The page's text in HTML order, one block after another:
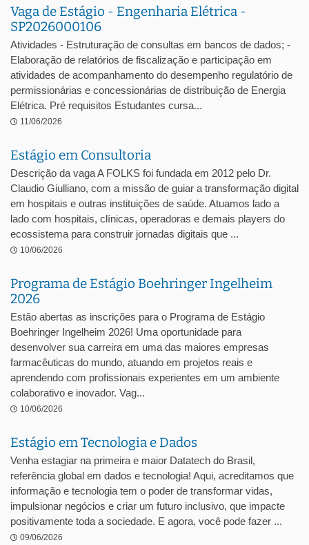
Vaga de Estágio - Engenharia Elétrica -
SP2026000106
Atividades - Estruturação de consultas em bancos de dados; -
Elaboração de relatórios de fiscalização e participação em
atividades de acompanhamento do desempenho regulatório de
permissionárias e concessionárias de distribuição de Energia
Elétrica. Pré requisitos Estudantes cursa...
11/06/2026
Estágio em Consultoria
Descrição da vaga A FOLKS foi fundada em 2012 pelo Dr.
Claudio Giulliano, com a missão de guiar a transformação digital
em hospitais e outras instituições de saúde. Atuamos lado a
lado com hospitais, clínicas, operadoras e demais players do
ecossistema para construir jornadas digitais que ...
10/06/2026
Programa de Estágio Boehringer Ingelheim
2026
Estão abertas as inscrições para o Programa de Estágio
Boehringer Ingelheim 2026! Uma oportunidade para
desenvolver sua carreira em uma das maiores empresas
farmacêuticas do mundo, atuando em projetos reais e
aprendendo com profissionais experientes em um ambiente
colaborativo e inovador. Vag...
10/06/2026
Estágio em Tecnologia e Dados
Venha estagiar na primeira e maior Datatech do Brasil,
referência global em dados e tecnologia! Aqui, acreditamos que
informação e tecnologia tem o poder de transformar vidas,
impulsionar negócios e criar um futuro inclusivo, que impacte
positivamente toda a sociedade. E agora, você pode fazer ...
09/06/2026